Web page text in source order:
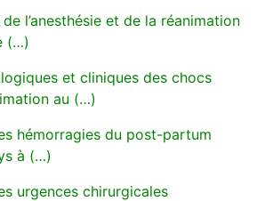
l’anesthésie et de la réanimation
(…)
et cliniques des chocs
au (…)
hémorragies du post-partum
à (…)
urgences chirurgicales